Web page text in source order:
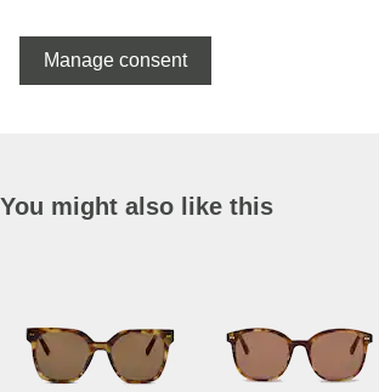
Manage consent
You might also like this